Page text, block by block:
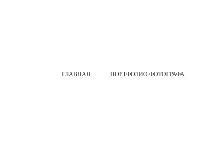
ГЛАВНАЯ ПОРТФОЛИО ФОТОГРАФА